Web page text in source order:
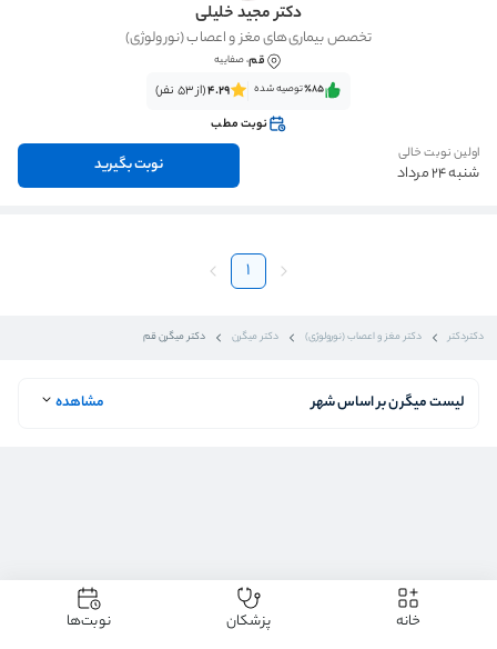
دکتردکتر دکتر مغز و اعصاب (نورولوژی) دکتر میگرن دکتر میگرن قم
دکتر مجید خلیلی
تخصص بیماری‌های مغز و اعصاب (نورولوژی)
قم، صفاییه
٪85‌‌‌توصیه شده 4.29(از 53 نفر)
نوبت مطب
اولین نوبت خالی
شنبه 24 مرداد نوبت بگیرید
1
لیست میگرن بر اساس شهر مشاهده
خانه پزشکان نوبت‌ها